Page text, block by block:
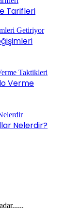
Tarifleri
Verme
Nelerdir?